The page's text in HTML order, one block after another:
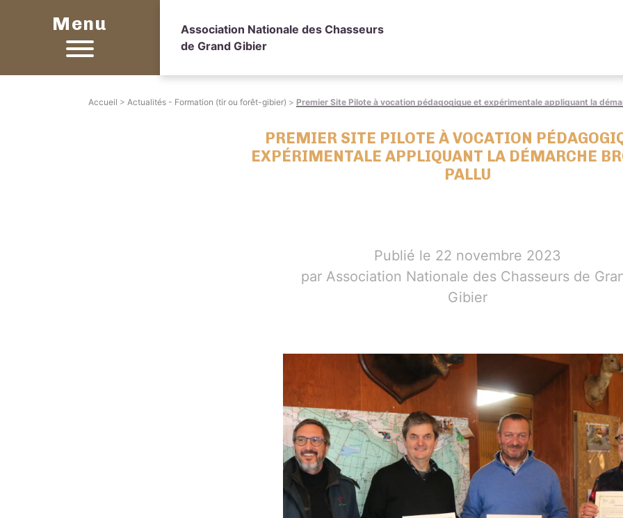
Menu
Association Nationale des Chasseurs
de Grand Gibier
Accueil > Actualités - Formation (tir ou forêt-gibier) > Premier Site Pilote à vocation pédagogique et expérimentale appliquant la
PREMIER SITE PILOTE À VOCATION
EXPÉRIMENTALE APPLIQUANT LA DÉMARCHE
PALLU
Publié le 22 novembre 2023
par Association Nationale des Chasseurs de
Gibier